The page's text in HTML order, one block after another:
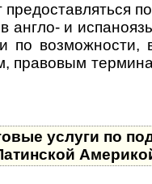
англо- и
по воз­мож­но­сти,
пра­во­вым
услуги по